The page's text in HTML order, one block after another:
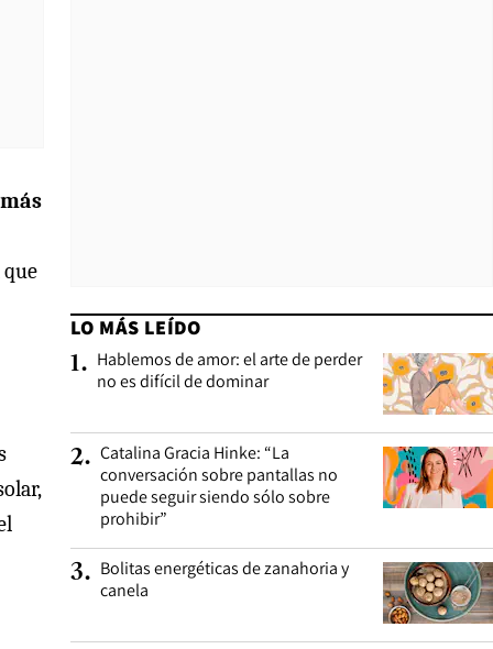
LO MÁS LEÍDO
1. Hablemos de amor: el arte de perder
no es difícil de dominar
2. Catalina Gracia Hinke: “La
conversación sobre pantallas no
puede seguir siendo sólo sobre
prohibir”
3. Bolitas energéticas de zanahoria y
canela